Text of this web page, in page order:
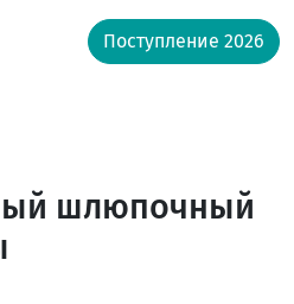
Поступление 2026
шлюпочный